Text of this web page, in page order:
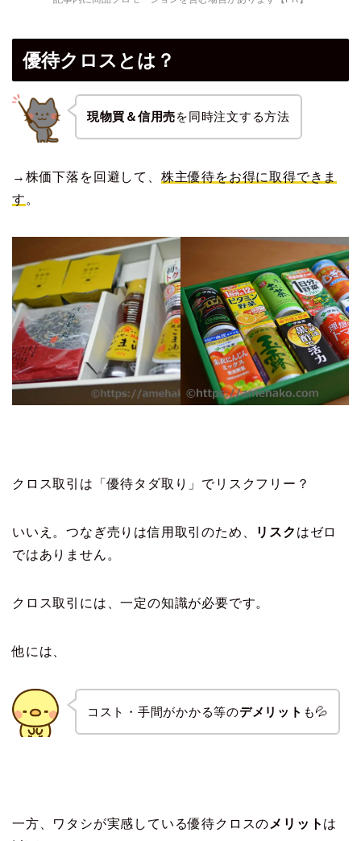
優待クロスとは？
現物買＆信用売を同時注文する方法
→株価下落を回避して、 株主優待をお得に取得でき ま
す 。
クロス取引は「優待タダ取り」でリスクフリー？
いいえ。つなぎ売りは信用取引のため、 リスク はゼロ
ではありません。
クロス取引には、一定の知識が必要です。
他には、
コスト・手間がかかる等のデメリット も💦
一方、ワタシが実感している優待クロスの メリット は